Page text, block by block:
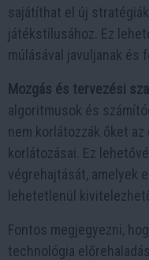
sajátíthat el új
játékstílusához. Ez
múlásával javuljanak és
Mozgás és tervezési
algoritmusok és
nem korlátozzák őket
korlátozásai. Ez
végrehajtását, amelyek
lehetetlenül
Fontos megjegyezni,
technológia